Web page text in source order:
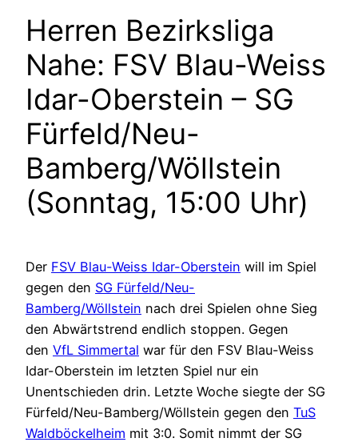
Herren Bezirksliga
Nahe: FSV Blau-Weiss
Idar-Oberstein – SG
Fürfeld/Neu-
Bamberg/Wöllstein
(Sonntag, 15:00 Uhr)
Der FSV Blau-Weiss Idar-Oberstein will im Spiel
gegen den SG Fürfeld/Neu-
Bamberg/Wöllstein nach drei Spielen ohne Sieg
den Abwärtstrend endlich stoppen. Gegen
den VfL Simmertal war für den FSV Blau-Weiss
Idar-Oberstein im letzten Spiel nur ein
Unentschieden drin. Letzte Woche siegte der SG
Fürfeld/Neu-Bamberg/Wöllstein gegen den TuS
Waldböckelheim mit 3:0. Somit nimmt der SG